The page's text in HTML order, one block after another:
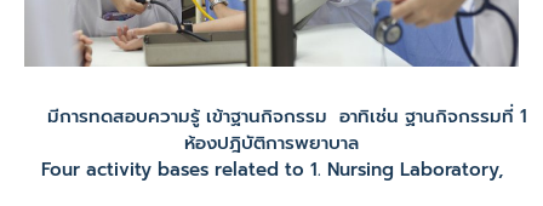
มีการทดสอบความรู้ เข้าฐานกิจกรรม อาทิเช่น ฐานกิจกรรมที่ 1
ห้องปฎิบัติการพยาบาล
Four activity bases related to 1. Nursing Laboratory,